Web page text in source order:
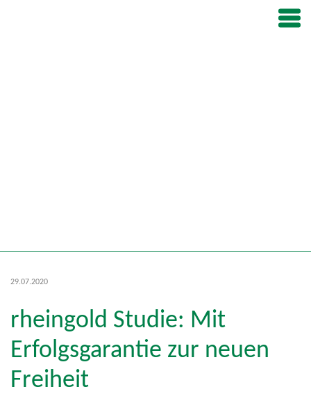
29.07.2020
rheingold Studie: Mit
Erfolgsgarantie zur neuen
Freiheit